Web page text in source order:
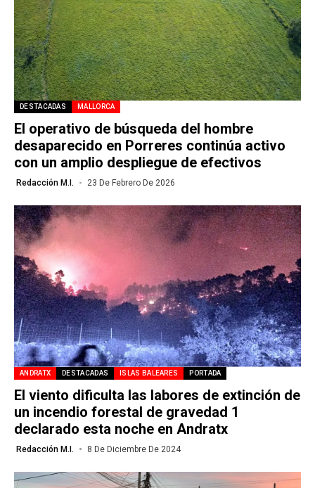
DESTACADAS MALLORCA
El operativo de búsqueda del hombre
desaparecido en Porreres continúa activo
con un amplio despliegue de efectivos
Redacción M.I. 23 De Febrero De 2026
ANDRATX DESTACADAS ISLAS BALEARES PORTADA
El viento dificulta las labores de extinción de
un incendio forestal de gravedad 1
declarado esta noche en Andratx
Redacción M.I. 8 De Diciembre De 2024